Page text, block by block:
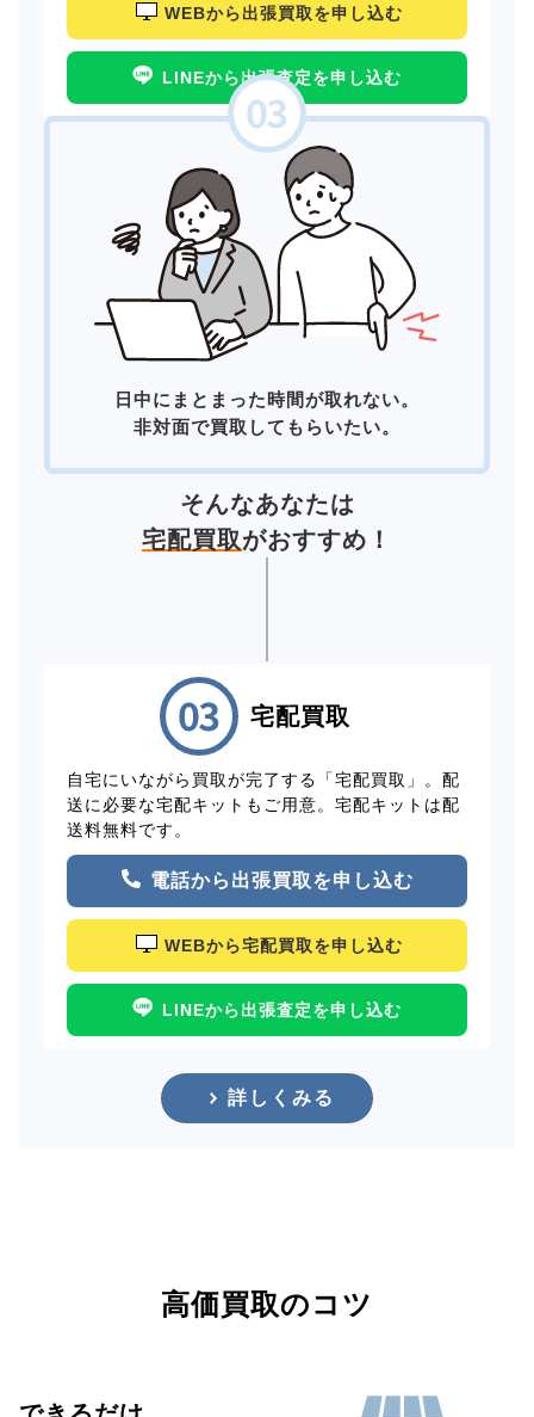
WEBから出張買取を申し込む
LINEから出張査定を申し込む
日中にまとまった時間が取れない。
非対面で買取してもらいたい。
そんなあなたは
宅配買取がおすすめ！
宅配買取
自宅にいながら買取が完了する「宅配買取」。配
送に必要な宅配キットもご用意。宅配キットは配
送料無料です。
電話から出張買取を申し込む
WEBから宅配買取を申し込む
LINEから出張査定を申し込む
詳しくみる
高価買取のコツ